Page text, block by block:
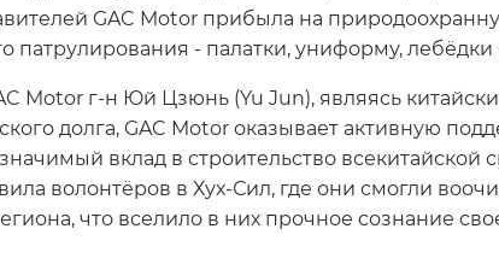
GAC Motor прибыла на
патрулирования - палатки, униформу,
Motor г-н Юй Цзюнь (Yu Jun), являясь
долга, GAC Motor оказывает активную
вклад в строительство всекитайской
волонтёров в Хух-Сил, где они смогли
что вселило в них прочное сознание